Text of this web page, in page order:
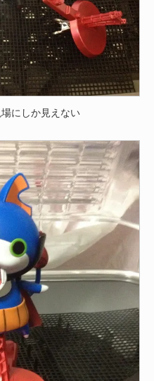
にしか見えない